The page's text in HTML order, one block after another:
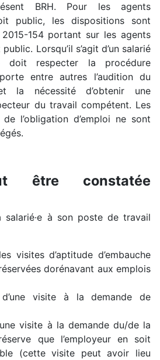
BRH. Pour les agents
public, les dispositions sont
154 portant sur les agents
Lorsqu’il s’agit d’un salarié
doit respecter la procédure
entre autres l’audition du
la nécessité d’obtenir une
du travail compétent. Les
l’obligation d’emploi ne sont
être constatée
salarié·e à son poste de travail
visites d’aptitude d’embauche
dorénavant aux emplois
visite à la demande de
visite à la demande du/de la
que l’employeur en soit
(cette visite peut avoir lieu